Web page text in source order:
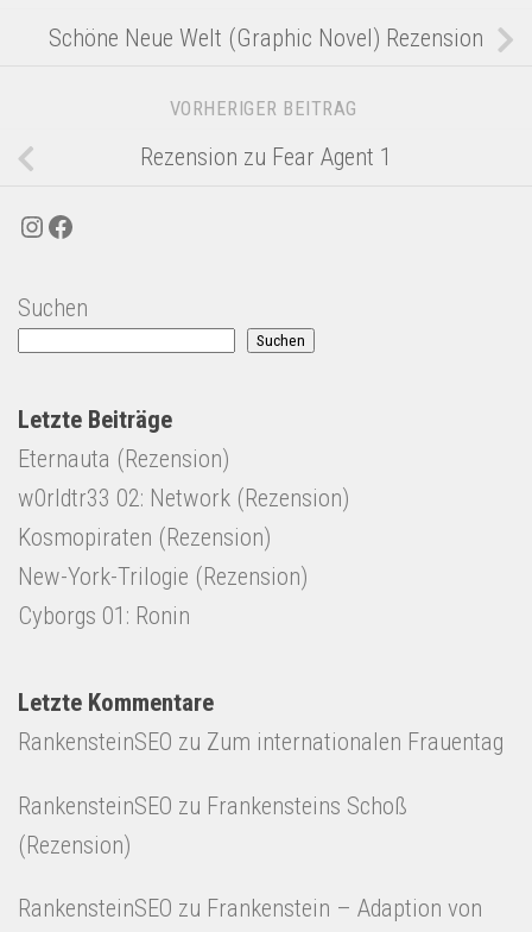
Schöne Neue Welt (Graphic Novel) Rezension
VORHERIGER BEITRAG
Rezension zu Fear Agent 1
Instagram
Facebook
Suchen
Suchen
Letzte Beiträge
Eternauta (Rezension)
w0rldtr33 02: Network (Rezension)
Kosmopiraten (Rezension)
New-York-Trilogie (Rezension)
Cyborgs 01: Ronin
Letzte Kommentare
RankensteinSEO zu Zum internationalen Frauentag
RankensteinSEO zu Frankensteins Schoß
(Rezension)
RankensteinSEO zu Frankenstein – Adaption von